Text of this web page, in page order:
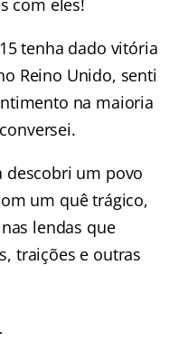
tenha dado vitória
Reino Unido, senti
na maioria
descobri um povo
um quê trágico,
lendas que
traições e outras